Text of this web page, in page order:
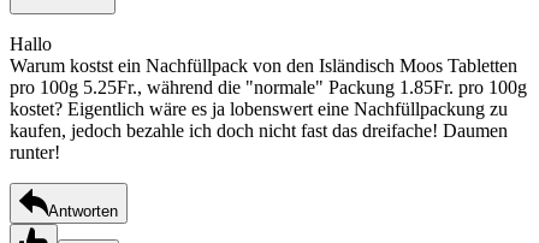
Hallo
Warum kostst ein Nachfüllpack von den Isländisch Moos Tabletten
pro 100g 5.25Fr., während die "normale" Packung 1.85Fr. pro 100g
kostet? Eigentlich wäre es ja lobenswert eine Nachfüllpackung zu
kaufen, jedoch bezahle ich doch nicht fast das dreifache! Daumen
runter!
Antworten